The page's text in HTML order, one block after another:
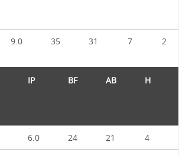
9.0 35 31 7 2
IP BF AB H
6.0 24 21 4